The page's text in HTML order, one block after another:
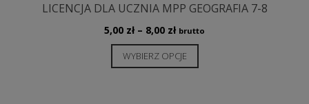
LICENCJA DLA UCZNIA MPP GEOGRAFIA 7-8
5,00 zł – 8,00 złZakres
cen:
od
brutto
WYBIERZ OPCJE
produkt